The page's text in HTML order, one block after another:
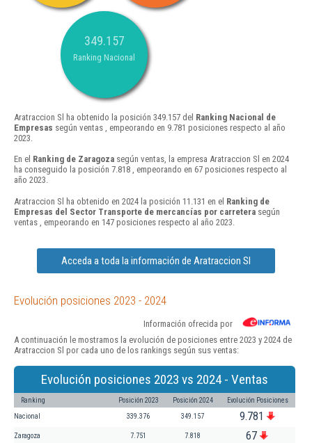
349.157
Ranking Nacional
Aratraccion Sl ha obtenido la posición 349.157 del Ranking Nacional de
Empresas según ventas , empeorando en 9.781 posiciones respecto al año
2023.
En el Ranking de Zaragoza según ventas, la empresa Aratraccion Sl en 2024
ha conseguido la posición 7.818 , empeorando en 67 posiciones respecto al
año 2023.
Aratraccion Sl ha obtenido en 2024 la posición 11.131 en el Ranking de
Empresas del Sector Transporte de mercancías por carretera según
ventas , empeorando en 147 posiciones respecto al año 2023.
Acceda a toda la información de Aratraccion Sl
Evolución posiciones 2023 - 2024
Información ofrecida por
A continuación le mostramos la evolución de posiciones entre 2023 y 2024 de
Aratraccion Sl por cada uno de los rankings según sus ventas:
Evolución posiciones 2023 vs 2024 - Ventas
Ranking Posición 2023 Posición 2024 Evolución Posiciones
Nacional 339.376 349.157 9.781
Zaragoza 7.751 7.818 67